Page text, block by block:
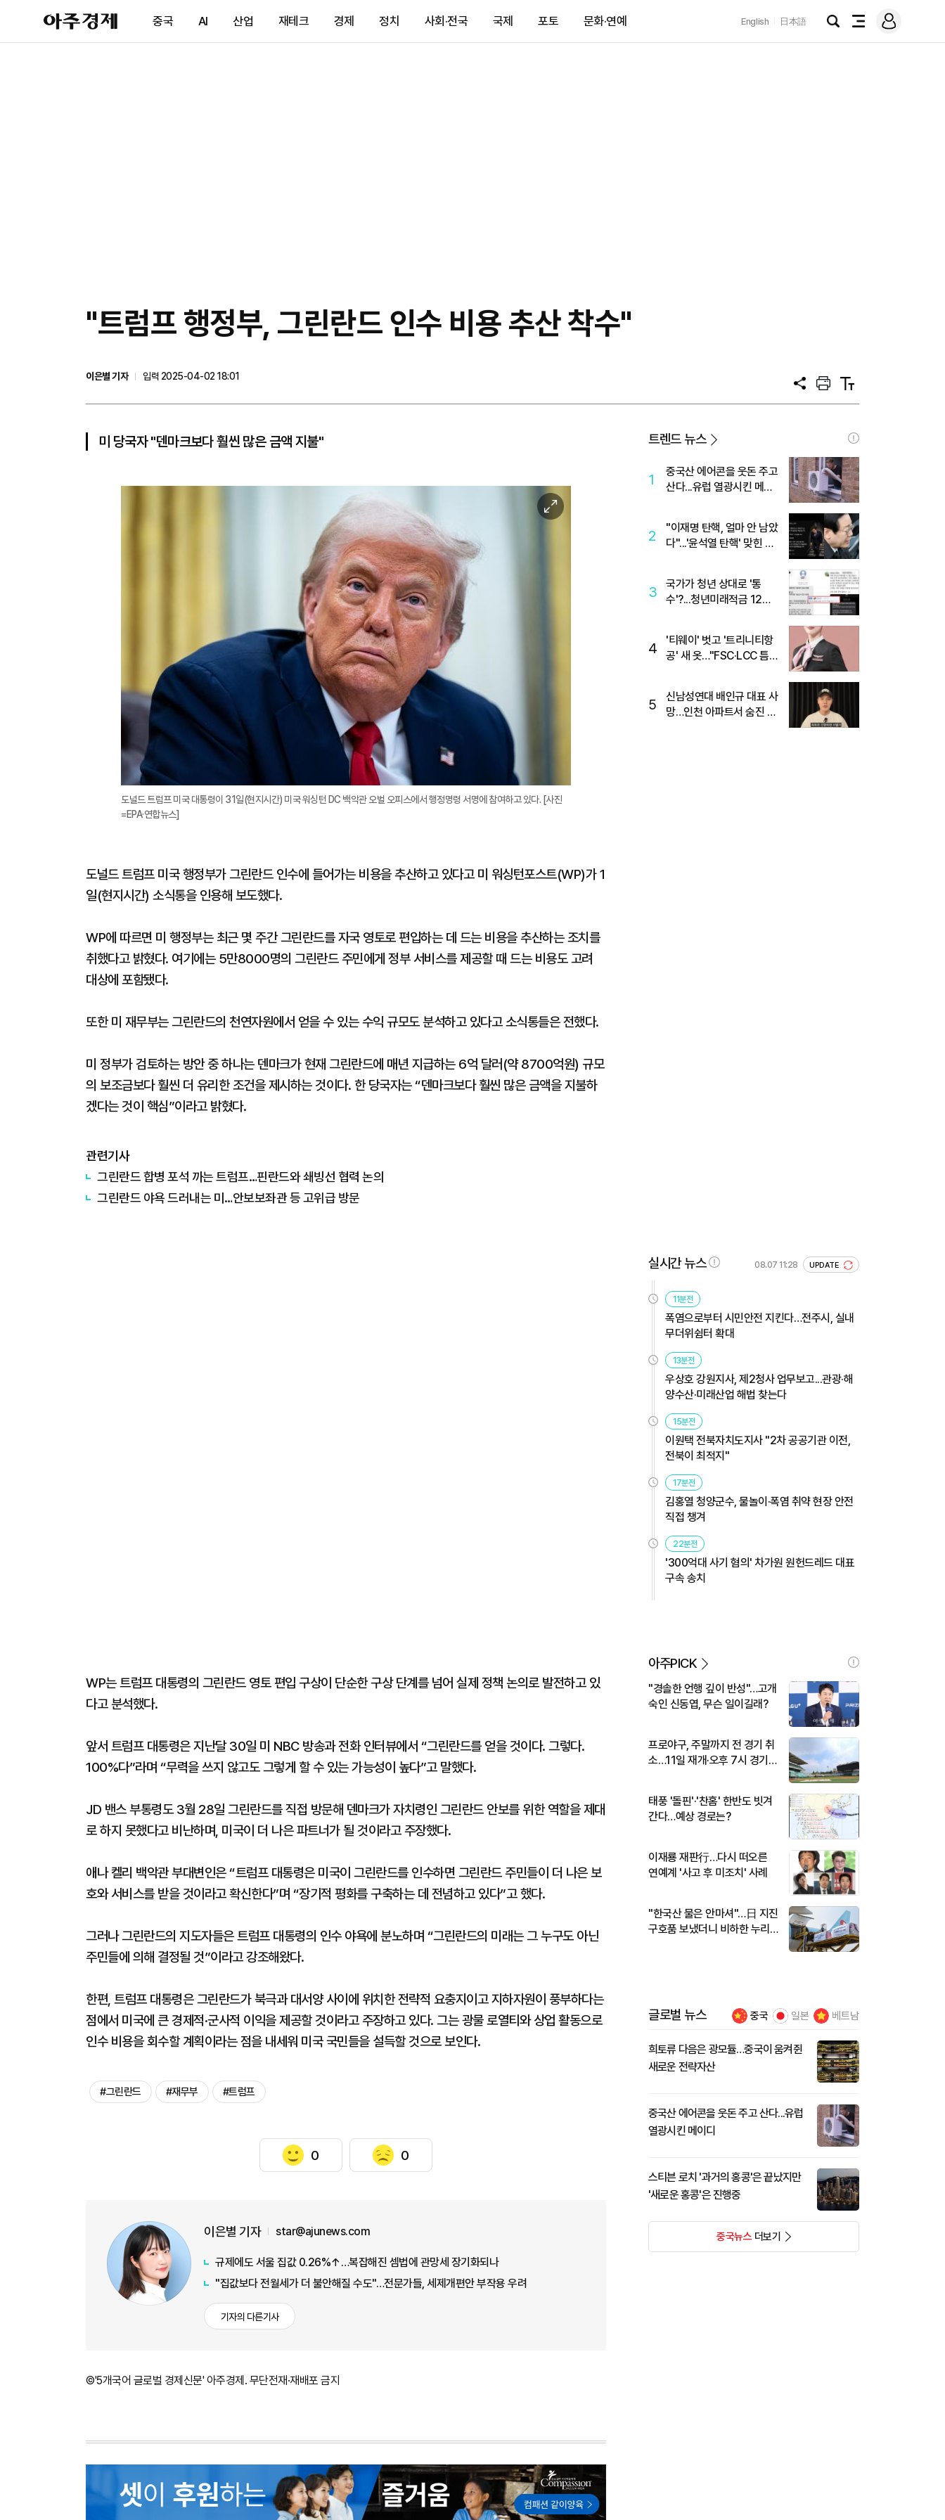
아
주
제
중국 AI 산업 재테크 경제 정치 사회·전국 국제 포토 문화·연예 English 日本語
검
전
메
그
​​​​​​​"트럼프 행정부, 그린란드 인수 비용 추산 착수"
이은별 기자
입력 2025-04-02 18:01
공
프
트
텍
트
미 당국자 "덴마크보다 훨씬 많은 금액 지불"
이
미
도널드 트럼프 미국 대통령이 31일(현지시간) 미국 워싱턴 DC 백악관 오벌 오피스에서 행정명령 서명에 참여하고 있다. [사진
=EPA·연합뉴스]
도널드 트럼프 미국 행정부가 그린란드 인수에 들어가는 비용을 추산하고 있다고 미 워싱턴포스트(WP)가 1
일(현지시간) 소식통을 인용해 보도했다.
WP에 따르면 미 행정부는 최근 몇 주간 그린란드를 자국 영토로 편입하는 데 드는 비용을 추산하는 조치를
취했다고 밝혔다. 여기에는 5만8000명의 그린란드 주민에게 정부 서비스를 제공할 때 드는 비용도 고려
대상에 포함됐다.
또한 미 재무부는 그린란드의 천연자원에서 얻을 수 있는 수익 규모도 분석하고 있다고 소식통들은 전했다.
미 정부가 검토하는 방안 중 하나는 덴마크가 현재 그린란드에 매년 지급하는 6억 달러(약 8700억원) 규모
의 보조금보다 훨씬 더 유리한 조건을 제시하는 것이다. 한 당국자는 “덴마크보다 훨씬 많은 금액을 지불하
겠다는 것이 핵심”이라고 밝혔다.
관련기사
그린란드 합병 포석 까는 트럼프…핀란드와 쇄빙선 협력 논의
그린란드 야욕 드러내는 미…안보보좌관 등 고위급 방문
WP는 트럼프 대통령의 그린란드 영토 편입 구상이 단순한 구상 단계를 넘어 실제 정책 논의로 발전하고 있
다고 분석했다.
앞서 트럼프 대통령은 지난달 30일 미 NBC 방송과 전화 인터뷰에서 “그린란드를 얻을 것이다. 그렇다.
100%다”라며 “무력을 쓰지 않고도 그렇게 할 수 있는 가능성이 높다”고 말했다.
JD 밴스 부통령도 3월 28일 그린란드를 직접 방문해 덴마크가 자치령인 그린란드 안보를 위한 역할을 제대
로 하지 못했다고 비난하며, 미국이 더 나은 파트너가 될 것이라고 주장했다.
애나 켈리 백악관 부대변인은 “트럼프 대통령은 미국이 그린란드를 인수하면 그린란드 주민들이 더 나은 보
호와 서비스를 받을 것이라고 확신한다”며 “장기적 평화를 구축하는 데 전념하고 있다”고 했다.
그러나 그린란드의 지도자들은 트럼프 대통령의 인수 야욕에 분노하며 “그린란드의 미래는 그 누구도 아닌
주민들에 의해 결정될 것”이라고 강조해왔다.
한편, 트럼프 대통령은 그린란드가 북극과 대서양 사이에 위치한 전략적 요충지이고 지하자원이 풍부하다는
점에서 미국에 큰 경제적·군사적 이익을 제공할 것이라고 주장하고 있다. 그는 광물 로열티와 상업 활동으로
인수 비용을 회수할 계획이라는 점을 내세워 미국 국민들을 설득할 것으로 보인다.
#그린란드 #재무부 #트럼프
0 0
이은별 기자 star@ajunews.com
규제에도 서울 집값 0.26%↑…복잡해진 셈법에 관망세 장기화되나
"집값보다 전월세가 더 불안해질 수도"…전문가들, 세제개편안 부작용 우려
기자의 다른기사
©'5개국어 글로벌 경제신문' 아주경제. 무단전재·재배포 금지
트렌드 뉴스
1
중국산 에어콘을 웃돈 주고
산다...유럽 열광시킨 메이
2
"이재명 탄핵, 얼마 안 남았
다"...'윤석열 탄핵' 맞힌 무
3
국가가 청년 상대로 '통
수'?...청년미래적금 12%
4
'티웨이' 벗고 '트리니티항
공' 새 옷…"FSC·LCC 틈
5
신남성연대 배인규 대표 사
망…인천 아파트서 숨진 채
실시간 뉴스 08.07 11:28 UPDATE
11분전
폭염으로부터 시민안전 지킨다…전주시, 실내
무더위쉼터 확대
13분전
우상호 강원지사, 제2청사 업무보고...관광·해
양수산·미래산업 해법 찾는다
15분전
이원택 전북자치도지사 "2차 공공기관 이전,
전북이 최적지"
17분전
김홍열 청양군수, 물놀이·폭염 취약 현장 안전
직접 챙겨
22분전
'300억대 사기 혐의' 차가원 원헌드레드 대표
구속 송치
아주PICK
"경솔한 언행 깊이 반성"…고개
숙인 신동엽, 무슨 일이길래?
프로야구, 주말까지 전 경기 취
소…11일 재개·오후 7시 경기
태풍 '돌핀'·'찬홈' 한반도 빗겨
간다…예상 경로는?
이재룡 재판行…다시 떠오른
연예계 '사고 후 미조치' 사례
"한국산 물은 안마셔"…日 지진
구호품 보냈더니 비하한 누리
글로벌 뉴스 중국 일본 베트남
희토류 다음은 광모듈…중국이 움켜쥔
새로운 전략자산
중국산 에어콘을 웃돈 주고 산다...유럽
열광시킨 메이디
스티븐 로치 '과거의 홍콩'은 끝났지만
'새로운 홍콩'은 진행중
중국뉴스더보기